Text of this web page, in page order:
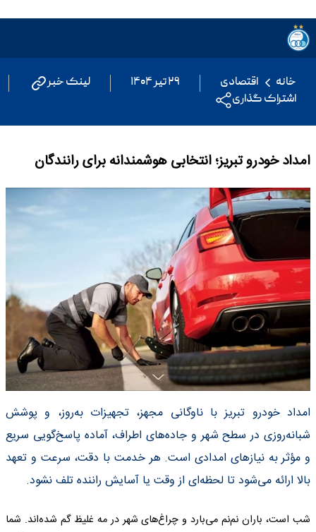
خانه اقتصادی ۲۹ تیر ۱۴۰۴
لینک خبر
اشتراک گذاری
امداد خودرو تبریز؛ انتخابی هوشمندانه برای رانندگان
امداد خودرو تبریز با ناوگانی مجهز، تجهیزات به‌روز، و پوشش
شبانه‌روزی در سطح شهر و جاده‌های اطراف، آماده پاسخ‌گویی سریع
و مؤثر به نیازهای امدادی است. هر خدمت با دقت، سرعت و تعهد
بالا ارائه می‌شود تا لحظه‌ای از وقت یا آسایش راننده تلف نشود.
شب است، باران نم‌نم می‌بارد و چراغ‌های شهر در مه غلیظ گم شده‌اند. شما